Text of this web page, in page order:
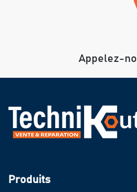
Appelez-
Produits